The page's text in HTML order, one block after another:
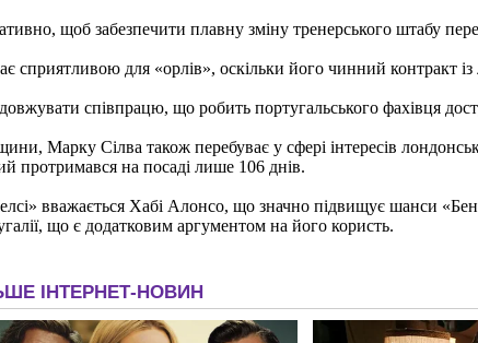
щоб забезпечити плавну зміну тренерського штабу
сприятливою для «орлів», оскільки його чинний контракт
співпрацю, що робить португальського фахівця
Марку Сілва також перебуває у сфері інтересів
протримався на посаді лише 106 днів.
вважається Хабі Алонсо, що значно підвищує шанси
що є додатковим аргументом на його користь.